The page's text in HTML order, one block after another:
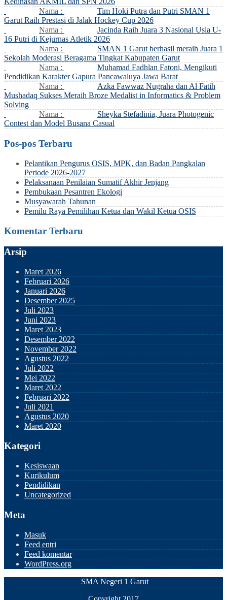
Nama :
Tim Hoki Putra dan Putri SMAN 1
Garut Raih Prestasi di Jalak Hockey Cup 2026
Nama :
Jacinda Raih Juara 3 Nasional Usia U-
16 Putri di Kejurnas Atletik 2026
Nama :
SMAN 1 Garut berhasil meraih Juara 1
Sekolah Moderasi Beragama Tingkat Kabupaten Garut
Nama :
Muhamad Fadhlan Fatoni, Mengikuti
Pendidikan Karakter Gapura Pancawaluya Jawa Barat
Nama :
Azka Fawwaz Nugraha dan Al Fatih
Mushadaq Sukses Meraih Broze Medalist in Informatics & Problem
Solving
Nama :
Sheyka Stefadinia, Juara Photogenic
Contest dan Model Busana Casual
Pos-pos Terbaru
Pelantikan Pengurus OSIS, MPK, dan Badan Pangkalan
Periode 2026-2027
Pelaksanaan Penilaian Sumatif Akhir Jenjang
Pembukaan Pesantren Ekologi
Musyawarah Tahunan
Pemilu Raya Pemilihan Ketua dan Wakil Ketua OSIS
Komentar Terbaru
Arsip
Maret 2026
Februari 2026
Januari 2026
Desember 2025
Juli 2023
Juni 2023
Maret 2023
Desember 2022
November 2022
Agustus 2022
Juli 2022
Mei 2022
Maret 2022
Februari 2022
Juli 2021
Agustus 2020
Maret 2020
Kategori
Kesiswaan
Kurikulum
Pendidikan
Uncategorized
Meta
Masuk
Feed entri
Feed komentar
WordPress.org
SMA Negeri 1 Garut